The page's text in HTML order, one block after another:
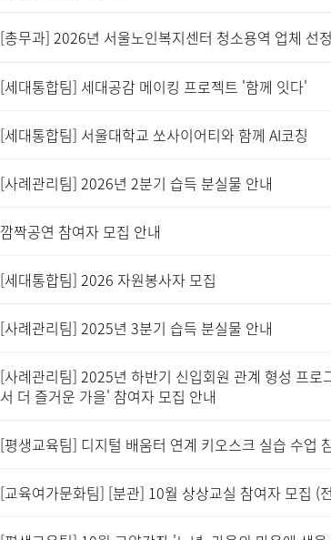
[총무과] 2026년 서울노인복지센터 청소용역 업체 선
[세대통합팀] 세대공감 메이킹 프로젝트 '함께 잇다'
[세대통합팀] 서울대학교 쏘사이어티와 함께 AI코칭
[사례관리팀] 2026년 2분기 습득 분실물 안내
깜짝공연 참여자 모집 안내
[세대통합팀] 2026 자원봉사자 모집
[사례관리팀] 2025년 3분기 습득 분실물 안내
[사례관리팀] 2025년 하반기 신입회원 관계 형성 프로
서 더 즐거운 가을' 참여자 모집 안내
[평생교육팀] 디지털 배움터 연계 키오스크 실습 수업
[교육여가문화팀] [분관] 10월 상상교실 참여자 모집 (